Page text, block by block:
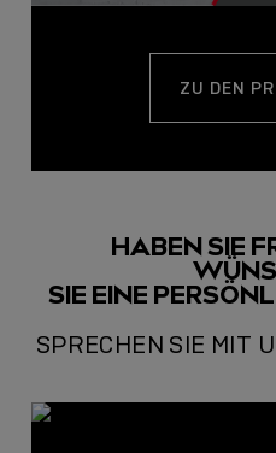
ZU DEN
HABEN SIE
SIE EINE
SPRECHEN SIE MIT